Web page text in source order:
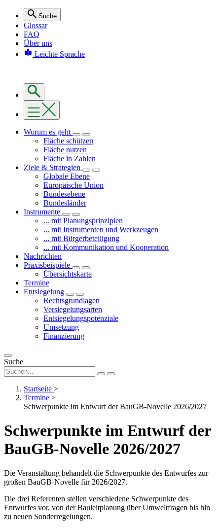
Suche
Glossar
FAQ
Über uns
Leichte Sprache
Worum es geht
Fläche schützen
Fläche nutzen
Fläche in Zahlen
Ziele & Strategien
Globale Ebene
Europäische Union
Bundesebene
Bundesländer
Instrumente
... mit Planungsprinzipien
... mit Instrumenten und Werkzeugen
... mit Bürgerbeteiligung
... mit Kommunikation und Kooperation
Nachrichten
Praxisbeispiele
Übersichtskarte
Termine
Entsiegelung
Rechtsgrundlagen
Versiegelungsarten
Entsiegelungspotenziale
Umsetzung
Finanzierung
Suche
Startseite >
Termine >
Schwerpunkte im Entwurf der BauGB-Novelle 2026/2027
Schwerpunkte im Entwurf der
BauGB-Novelle 2026/2027
Die Veranstaltung behandelt die Schwerpunkte des Entwurfes zur
großen BauGB-Novelle für 2026/2027.
Die drei Referenten stellen verschiedene Schwerpunkte des
Entwurfes vor, von der Bauleitplanung über Umweltfragen bis hin
zu neuen Sonderregelungen.